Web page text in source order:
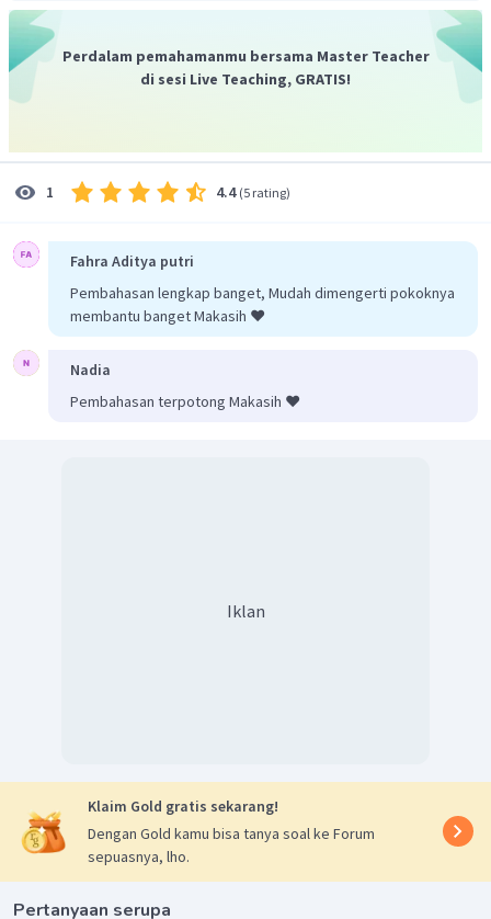
Perdalam pemahamanmu bersama Master Teacher
di sesi Live Teaching, GRATIS!
1 4.4 (5 rating)
Fahra Aditya putri
Pembahasan lengkap banget, Mudah dimengerti pokoknya
membantu banget Makasih ❤️
Nadia
Pembahasan terpotong Makasih ❤️
Iklan
Klaim Gold gratis sekarang!
Dengan Gold kamu bisa tanya soal ke Forum
sepuasnya, lho.
Pertanyaan serupa